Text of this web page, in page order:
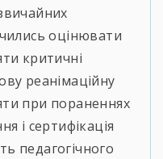
оцінювати
критичні
реанімаційну
при пораненнях
і сертифікація
педагогічного